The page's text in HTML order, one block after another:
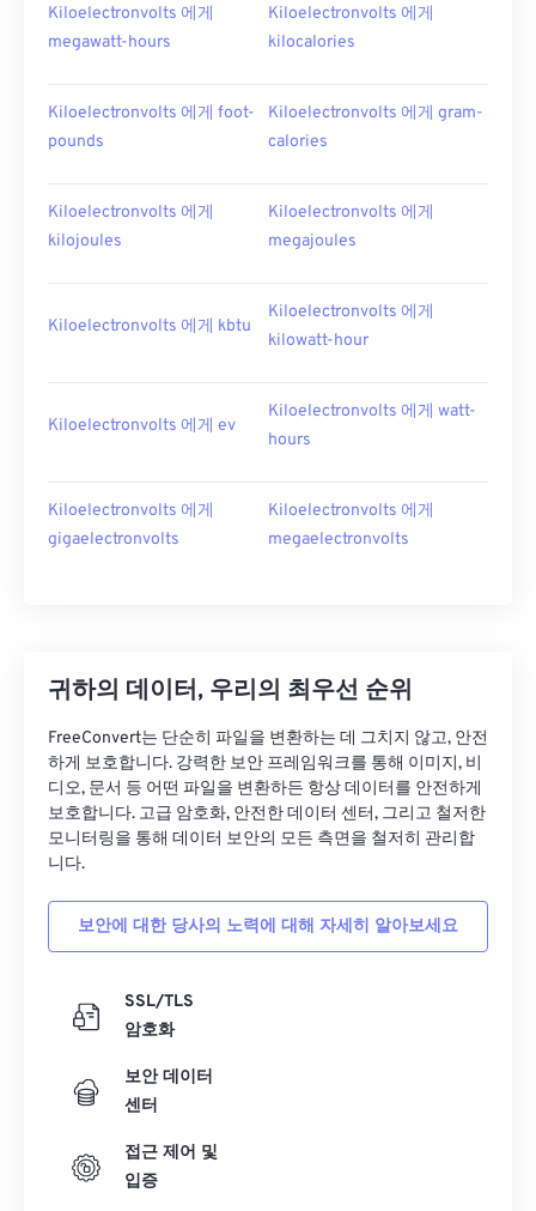
Kiloelectronvolts 에게
megawatt-hours
Kiloelectronvolts 에게
kilocalories
Kiloelectronvolts 에게 foot-
pounds
Kiloelectronvolts 에게 gram-
calories
Kiloelectronvolts 에게
kilojoules
Kiloelectronvolts 에게
megajoules
Kiloelectronvolts 에게 kbtu
Kiloelectronvolts 에게
kilowatt-hour
Kiloelectronvolts 에게 ev
Kiloelectronvolts 에게 watt-
hours
Kiloelectronvolts 에게
gigaelectronvolts
Kiloelectronvolts 에게
megaelectronvolts
귀하의 데이터, 우리의 최우선 순위
FreeConvert는 단순히 파일을 변환하는 데 그치지 않고, 안전
하게 보호합니다. 강력한 보안 프레임워크를 통해 이미지, 비
디오, 문서 등 어떤 파일을 변환하든 항상 데이터를 안전하게
보호합니다. 고급 암호화, 안전한 데이터 센터, 그리고 철저한
모니터링을 통해 데이터 보안의 모든 측면을 철저히 관리합
니다.
보안에 대한 당사의 노력에 대해 자세히 알아보세요
SSL/TLS
암호화
보안 데이터
센터
접근 제어 및
입증